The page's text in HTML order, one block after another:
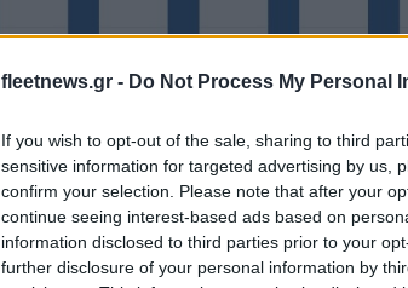
fleetnews.gr - Do Not Process My Personal
If you wish to opt-out of the sale, sharing to third
sensitive information for targeted advertising by us,
confirm your selection. Please note that after your
continue seeing interest-based ads based on
information disclosed to third parties prior to your
further disclosure of your personal information by